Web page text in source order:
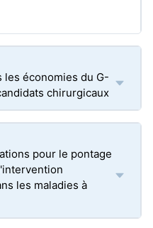
les économies du G-
chirurgicaux
pour le pontage
les maladies à